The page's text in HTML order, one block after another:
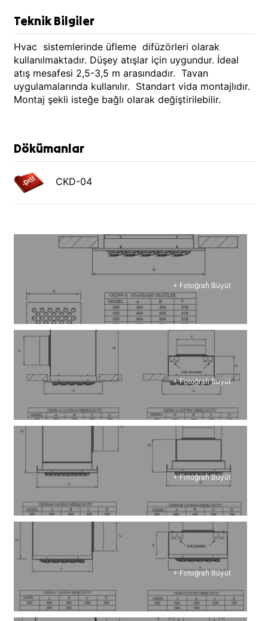
Teknik Bilgiler
Hvac sistemlerinde üfleme difüzörleri olarak
kullanılmaktadır. Düşey atışlar için uygundur. İdeal
atış mesafesi 2,5-3,5 m arasındadır. Tavan
uygulamalarında kullanılır. Standart vida montajlıdır.
Montaj şekli isteğe bağlı olarak değiştirilebilir.
Dökümanlar
CKD-04
+ Fotoğrafı Büyüt
+ Fotoğrafı Büyüt
+ Fotoğrafı Büyüt
+ Fotoğrafı Büyüt